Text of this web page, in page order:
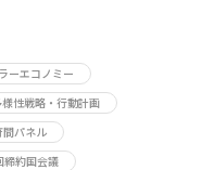
ーエコノミー
性戦略・行動計画
間パネル
締約国会議